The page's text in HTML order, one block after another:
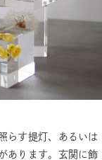
らす提灯、あるいは
あります。玄関に飾